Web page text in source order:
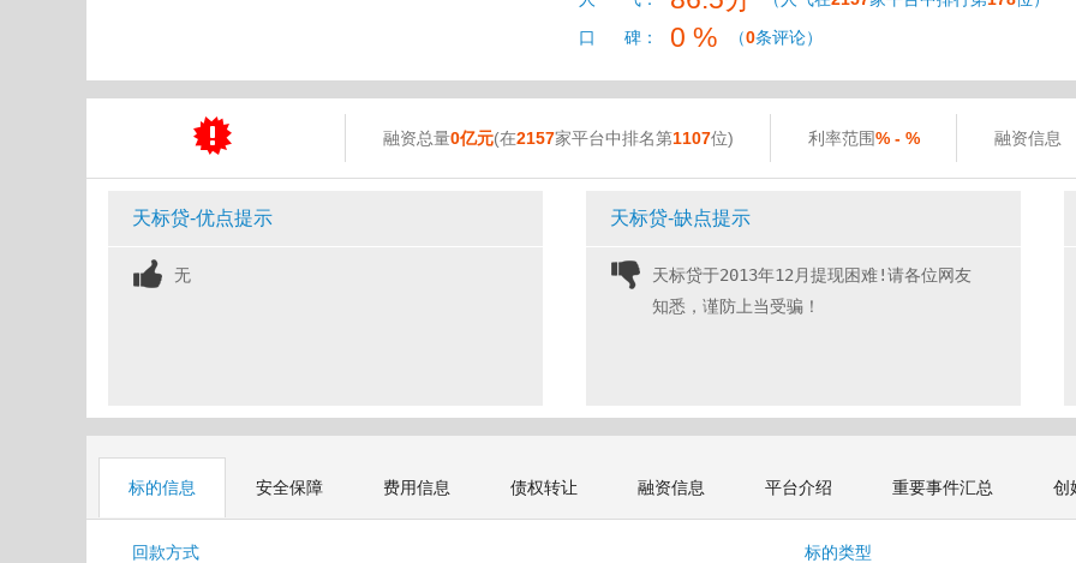
口 碑：
0 % （0条评论）
融资总量0亿元(在2157家平台中排名第1107位) 利率范围% - % 融资信息
天标贷-优点提示
无
天标贷-缺点提示
天标贷于2013年12月提现困难!请各位网友
知悉，谨防上当受骗！
标的信息 安全保障 费用信息 债权转让 融资信息 平台介绍 重要事件汇总 创
回款方式 标的类型